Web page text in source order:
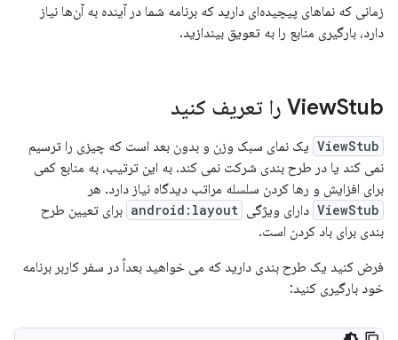
زمانی که نماهای پیچیده‌ای دارید که برنامه شما در آینده به آن‌ها نیاز
دارد، بارگیری منابع را به تعویق بیندازید.
ViewStub را تعریف کنید
ViewStub یک نمای سبک وزن و بدون بعد است که چیزی را ترسیم
نمی کند یا در طرح بندی شرکت نمی کند. به این ترتیب، به منابع کمی
برای افزایش و رها کردن سلسله مراتب دیدگاه نیاز دارد. هر
ViewStub دارای ویژگی android:layout برای تعیین طرح
بندی برای باد کردن است.
فرض کنید یک طرح بندی دارید که می خواهید بعداً در سفر کاربر برنامه
خود بارگیری کنید: